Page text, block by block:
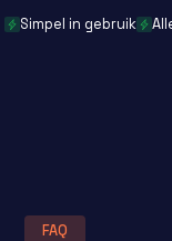
Simpel in gebruik
FAQ